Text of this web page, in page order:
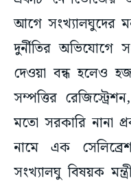
আগে সংখ্যালঘুদের
দুর্নীতির অভিযোগে
দেওয়া বন্ধ হলেও
সম্পত্তির
মতো সরকারি নানা
নামে এক
সংখ্যালঘু বিষয়ক